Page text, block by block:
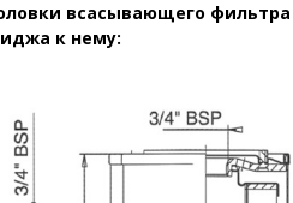
всасывающего фильтра
к нему: